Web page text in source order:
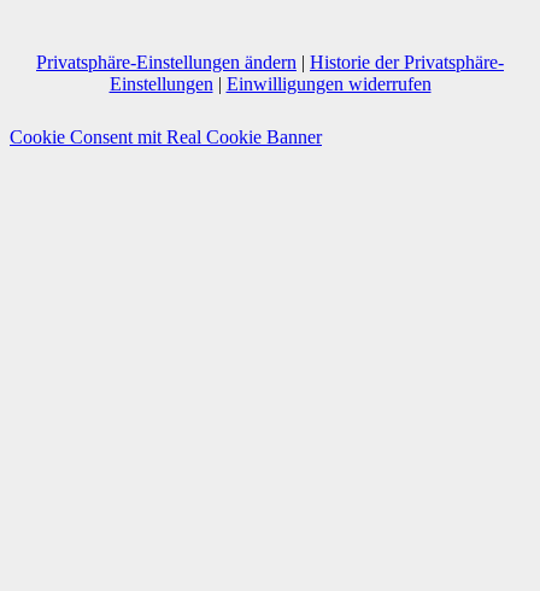
Privatsphäre-Einstellungen ändern | Historie der Privatsphäre-
Einstellungen | Einwilligungen widerrufen
Cookie Consent mit Real Cookie Banner